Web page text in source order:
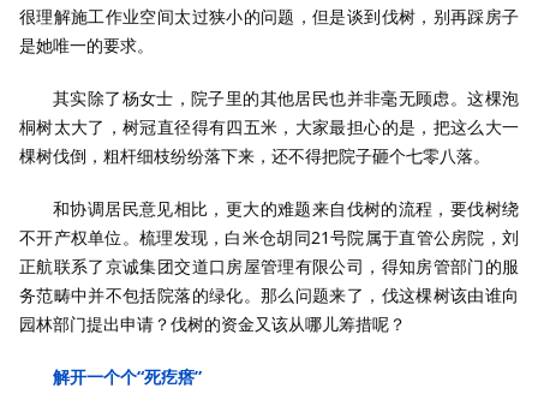
很理解施工作业空间太过狭小的问题，但是谈到伐树，别再踩房子
是她唯一的要求。
其实除了杨女士，院子里的其他居民也并非毫无顾虑。这棵泡
桐树太大了，树冠直径得有四五米，大家最担心的是，把这么大一
棵树伐倒，粗杆细枝纷纷落下来，还不得把院子砸个七零八落。
和协调居民意见相比，更大的难题来自伐树的流程，要伐树绕
不开产权单位。梳理发现，白米仓胡同21号院属于直管公房院，刘
正航联系了京诚集团交道口房屋管理有限公司，得知房管部门的服
务范畴中并不包括院落的绿化。那么问题来了，伐这棵树该由谁向
园林部门提出申请？伐树的资金又该从哪儿筹措呢？
解开一个个“死疙瘩”